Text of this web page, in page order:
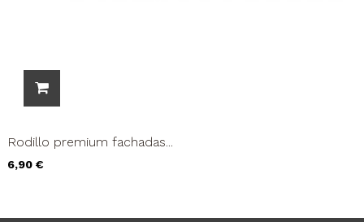
Rodillo premium fachadas...
Precio
6,90 €